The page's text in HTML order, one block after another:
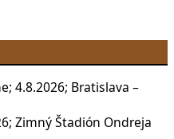
4.8.2026; Bratislava –
Zimný Štadión Ondreja